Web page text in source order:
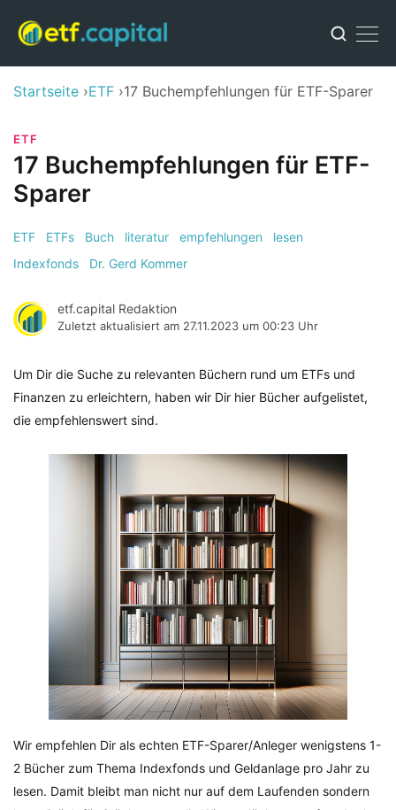
Startseite ETF 17 Buchempfehlungen für ETF-Sparer
ETF
17 Buchempfehlungen für ETF-
Sparer
ETF ETFs Buch literatur empfehlungen
lesen
Indexfonds
Dr. Gerd Kommer
etf.capital Redaktion
Zuletzt aktualisiert am 27.11.2023 um 00:23 Uhr
Um Dir die Suche zu relevanten Büchern rund um ETFs und
Finanzen zu erleichtern, haben wir Dir hier Bücher aufgelistet,
die empfehlenswert sind.
Wir empfehlen Dir als echten ETF-Sparer/Anleger wenigstens 1-
2 Bücher zum Thema Indexfonds und Geldanlage pro Jahr zu
lesen. Damit bleibt man nicht nur auf dem Laufenden sondern